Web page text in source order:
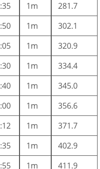
1m
281.7
1m
302.1
1m
320.9
1m
334.4
1m
345.0
1m
356.6
1m
371.7
1m
402.9
1m
411.9